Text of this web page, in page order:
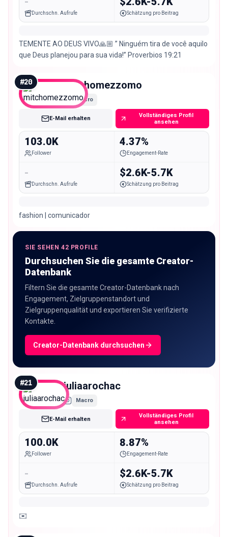
Durchschn. Aufrufe Schätzung pro Beitrag
TEMENTE AO DEUS VIVO🙏🏼 ” Ninguém tira de você aquilo
que Deus planejou para sua vida!” Proverbios 19:21
#20 mitchomezzomo
Macro
E-Mail erhalten
Vollständiges Profil
ansehen
103.0K
Follower
4.37%
Engagement-Rate
-
Durchschn. Aufrufe
$2.6K-5.7K
Schätzung pro Beitrag
fashion | comunicador
SIE SEHEN 42 PROFILE
Durchsuchen Sie die gesamte Creator-
Datenbank
Filtern Sie die gesamte Creator-Datenbank nach
Engagement, Zielgruppenstandort und
Zielgruppenqualität und exportieren Sie verifizierte
Kontakte.
Creator-Datenbank durchsuchen
#21 juliaarochac
Macro
E-Mail erhalten
Vollständiges Profil
ansehen
100.0K
Follower
8.87%
Engagement-Rate
-
Durchschn. Aufrufe
$2.6K-5.7K
Schätzung pro Beitrag
✉️